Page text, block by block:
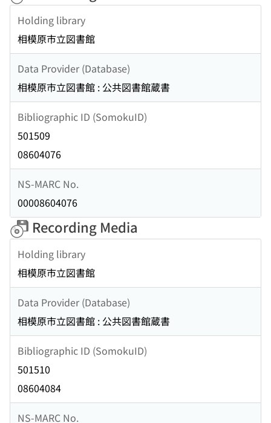
Holding library
相模原市立図書館
Data Provider (Database)
相模原市立図書館 : 公共図書館蔵書
Bibliographic ID (SomokuID)
501509
08604076
NS-MARC No.
00008604076
Recording Media
Holding library
相模原市立図書館
Data Provider (Database)
相模原市立図書館 : 公共図書館蔵書
Bibliographic ID (SomokuID)
501510
08604084
NS-MARC No.